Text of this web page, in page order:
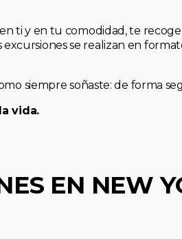
ti y en tu comodidad, te
se realizan en
siempre soñaste: de forma
vida.
EN NEW